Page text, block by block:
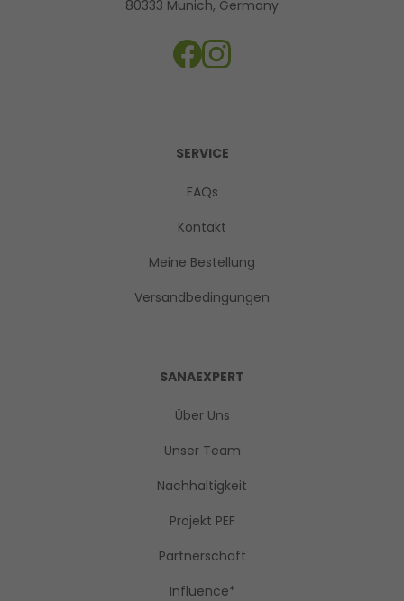
80333 Munich, Germany
SERVICE
FAQs
Kontakt
Meine Bestellung
Versandbedingungen
SANAEXPERT
Über Uns
Unser Team
Nachhaltigkeit
Projekt PEF
Partnerschaft
Influence*